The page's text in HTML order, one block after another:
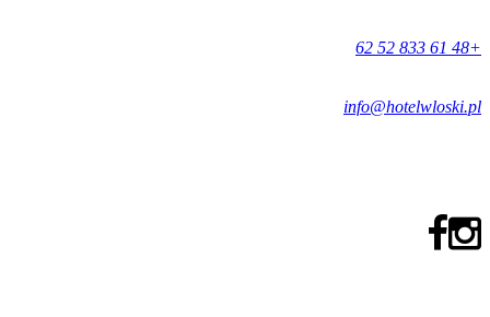
+48 61 833 52 62
info@hotelwloski.pl